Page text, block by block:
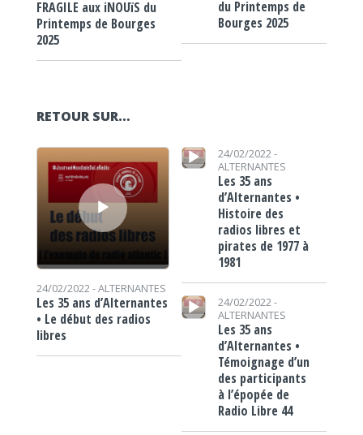
FRAGILE aux iNOUïS du
Printemps de Bourges
2025
du Printemps de
Bourges 2025
RETOUR SUR…
Lecteur audio
24/02/2022 -ALTERNANTES
Les 35 ans d’Alternantes
• Le début des radios
libres
Lecteur audio
24/02/2022 -
ALTERNANTES
Les 35 ans
d’Alternantes •
Histoire des
radios libres et
pirates de 1977 à
1981
Lecteur audio
24/02/2022 -
ALTERNANTES
Les 35 ans
d’Alternantes •
Témoignage d’un
des participants
à l’épopée de
Radio Libre 44